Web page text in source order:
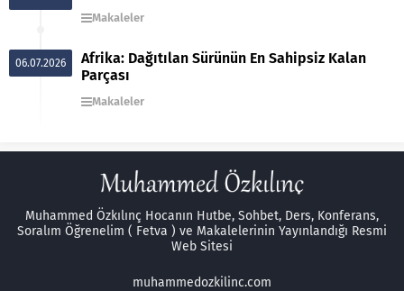
Makaleler
06.07.2026
Afrika: Dağıtılan Sürünün En Sahipsiz Kalan
Parçası
Makaleler
Muhammed Özkılınç Hocanın Hutbe, Sohbet, Ders, Konferans,
Soralım Öğrenelim ( Fetva ) ve Makalelerinin Yayınlandığı Resmi
Web Sitesi
muhammedozkilinc.com